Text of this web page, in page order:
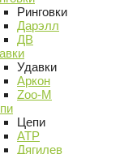
Ринговки
Дарэлл
ДВ
Удавки
Аркон
Zoo-M
Цепи
АТР
Дягилев